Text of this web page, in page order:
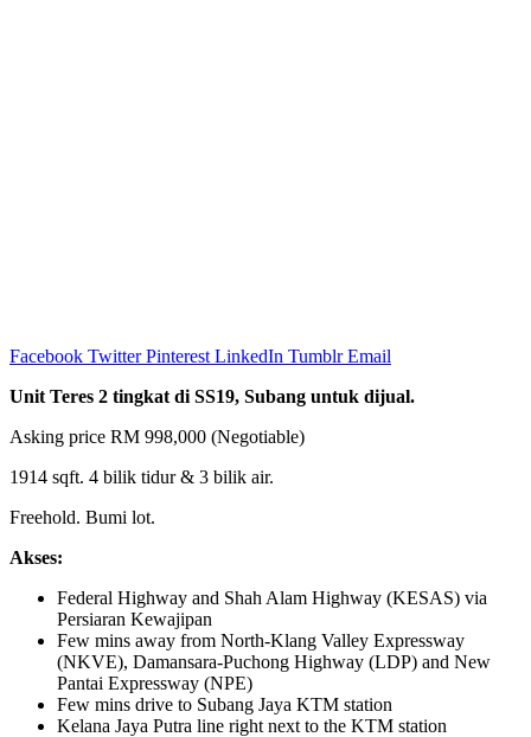
Facebook Twitter Pinterest LinkedIn Tumblr Email
Unit Teres 2 tingkat di SS19, Subang untuk dijual.
Asking price RM 998,000 (Negotiable)
1914 sqft. 4 bilik tidur & 3 bilik air.
Freehold. Bumi lot.
Akses:
Federal Highway and Shah Alam Highway (KESAS) via
Persiaran Kewajipan
Few mins away from North-Klang Valley Expressway
(NKVE), Damansara-Puchong Highway (LDP) and New
Pantai Expressway (NPE)
Few mins drive to Subang Jaya KTM station
Kelana Jaya Putra line right next to the KTM station